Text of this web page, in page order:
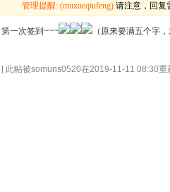
管理提醒: (muxueqiufeng) 请注意，回复
第一次签到~~~ （原来要满五个字
[ 此帖被somuns0520在2019-11-11 08:30重